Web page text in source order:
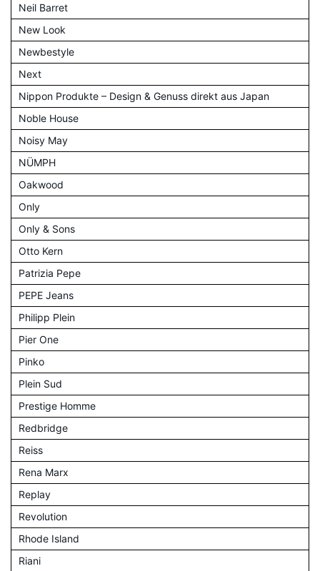
Neil Barret
New Look
Newbestyle
Next
Nippon Produkte – Design & Genuss direkt aus Japan
Noble House
Noisy May
NÜMPH
Oakwood
Only
Only & Sons
Otto Kern
Patrizia Pepe
PEPE Jeans
Philipp Plein
Pier One
Pinko
Plein Sud
Prestige Homme
Redbridge
Reiss
Rena Marx
Replay
Revolution
Rhode Island
Riani